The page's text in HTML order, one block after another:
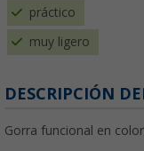
práctico
muy ligero
DESCRIPCIÓN
Gorra funcional en